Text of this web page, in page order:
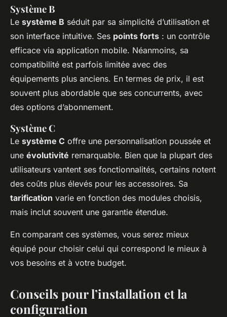
Système B
Le système B séduit par sa simplicité d’utilisation et
son interface intuitive. Ses points forts : un contrôle
efficace via application mobile. Néanmoins, sa
compatibilité est parfois limitée avec des
équipements plus anciens. En termes de prix, il est
souvent plus abordable que ses concurrents, avec
des options d’abonnement.
Système C
Le système C offre une personnalisation poussée et
une évolutivité remarquable. Bien que la plupart des
utilisateurs vantent ses fonctionnalités, certains notent
des coûts plus élevés pour les accessoires. Sa
tarification varie en fonction des modules choisis,
mais inclut souvent une garantie étendue.
En comparant ces systèmes, vous serez mieux
équipé pour choisir celui qui correspond le mieux à
vos besoins et à votre budget.
Conseils pour l’installation et la
configuration